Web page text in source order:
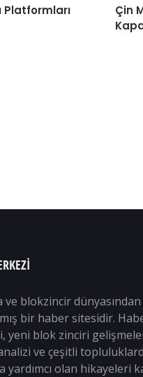
Platformları
Çin
blokzincir
bir haber sitesidir.
blok zinciri
ve çeşitli
olan hikayeleri